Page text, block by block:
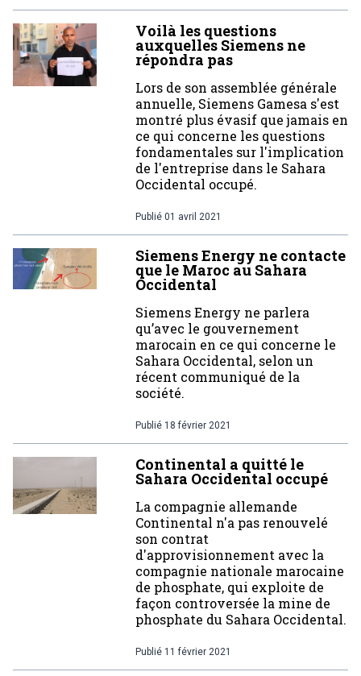
Voilà les questions
auxquelles Siemens ne
répondra pas
Lors de son assemblée générale
annuelle, Siemens Gamesa s'est
montré plus évasif que jamais en
ce qui concerne les questions
fondamentales sur l'implication
de l'entreprise dans le Sahara
Occidental occupé.
Publié 01 avril 2021
Siemens Energy ne contacte
que le Maroc au Sahara
Occidental
Siemens Energy ne parlera
qu’avec le gouvernement
marocain en ce qui concerne le
Sahara Occidental, selon un
récent communiqué de la
société.
Publié 18 février 2021
Continental a quitté le
Sahara Occidental occupé
La compagnie allemande
Continental n'a pas renouvelé
son contrat
d'approvisionnement avec la
compagnie nationale marocaine
de phosphate, qui exploite de
façon controversée la mine de
phosphate du Sahara Occidental.
Publié 11 février 2021